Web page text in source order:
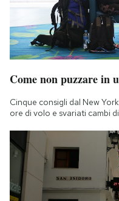
Come non puzzare in
Cinque consigli dal New
ore di volo e svariati cambi